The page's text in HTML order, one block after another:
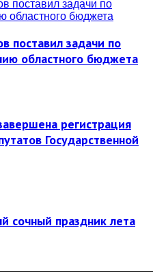
поставил задачи по
областного бюджета
регистрация
Государственной
сочный праздник лета